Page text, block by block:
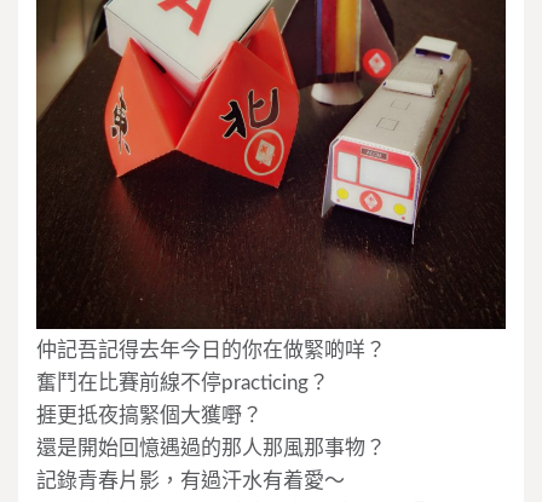
仲記吾記得去年今日的你在做緊啲咩？
奮鬥在比賽前線不停practicing？
捱更抵夜搞緊個大獲嘢？
還是開始回憶遇過的那人那風那事物？
記錄青春片影，有過汗水有着愛～